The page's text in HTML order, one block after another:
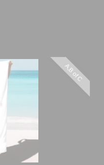
A,B of C